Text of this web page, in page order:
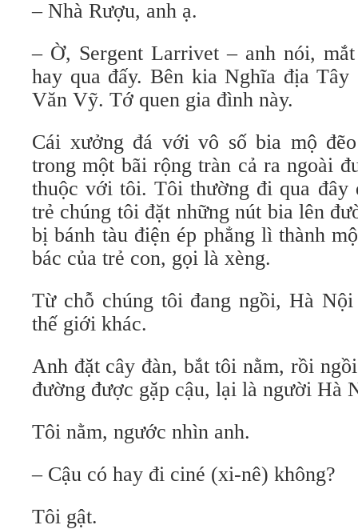
– Nhà Rượu, anh ạ.
– Ờ, Sergent Larrivet – anh nói,
hay qua đấy. Bên kia Nghĩa địa
Văn Vỹ. Tớ quen gia đình này.
Cái xưởng đá với vô số bia mộ
trong một bãi rộng tràn cả ra ngoài
thuộc với tôi. Tôi thường đi qua đây
trẻ chúng tôi đặt những nút bia lên
bị bánh tàu điện ép phẳng lì thành
bác của trẻ con, gọi là xèng.
Từ chỗ chúng tôi đang ngồi, Hà
thế giới khác.
Anh đặt cây đàn, bắt tôi nằm, rồi
đường được gặp cậu, lại là người Hà
Tôi nằm, ngước nhìn anh.
– Cậu có hay đi ciné (xi-nê) không?
Tôi gật.